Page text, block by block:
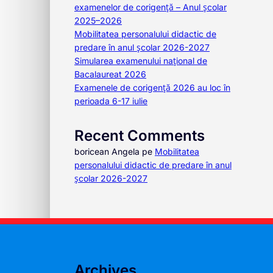
examenelor de corigență – Anul școlar
2025–2026
Mobilitatea personalului didactic de
predare în anul școlar 2026-2027
Simularea examenului național de
Bacalaureat 2026
Examenele de corigență 2026 au loc în
perioada 6-17 iulie
Recent Comments
boricean Angela pe Mobilitatea
personalului didactic de predare în anul
școlar 2026-2027